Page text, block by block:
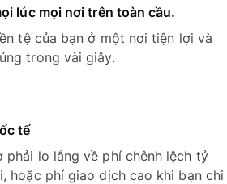
lúc mọi nơi trên toàn cầu.
tệ của bạn ở một nơi tiện lợi và
trong vài giây.
tế
phải lo lắng về phí chênh lệch tỷ
hoặc phí giao dịch cao khi bạn chi